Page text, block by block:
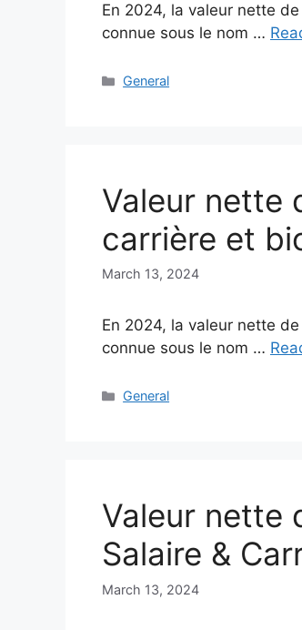
En 2024, la valeur nette
connue sous le nom …
Categories
General
Valeur nette
carrière et
March 13, 2024
En 2024, la valeur nette
connue sous le nom …
Categories
General
Valeur nette
Salaire &
March 13, 2024